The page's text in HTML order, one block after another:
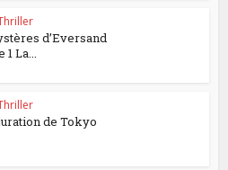
d’Eversand
1 La...
de Tokyo